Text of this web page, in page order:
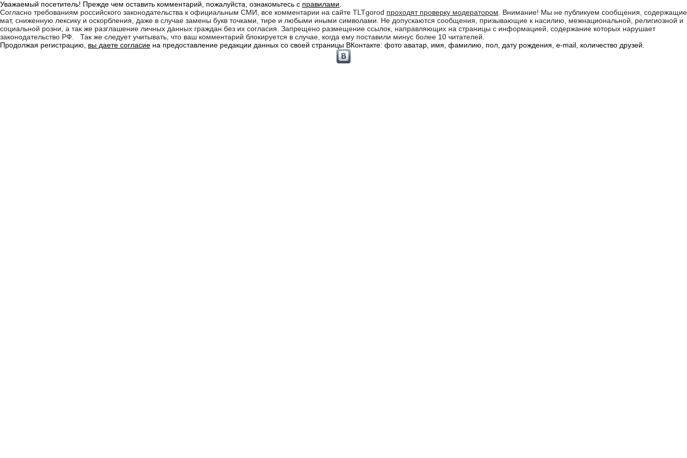
Уважаемый посетитель! Прежде чем оставить комментарий, пожалуйста, ознакомьтесь с правилами
Согласно требованиям российского законодательства к официальным СМИ, все комментарии на сайте TLTgorod проходят проверку модератором . Внимание! Мы не публикуем сообщения, содержащие
мат, сниженную лексику и оскорбления, даже в случае замены букв точками, тире и любыми иными символами. Не допускаются сообщения, призывающие к насилию, межнациональной, религиозной и
социальной розни, а так же разглашение личных данных граждан без их согласия. Запрещено размещение ссылок, направляющих на страницы с информацией, содержание которых нарушает
законодательство РФ. Так же следует учитывать, что ваш комментарий блокируется в случае, когда ему поставили минус более 10 читателей.
Продолжая регистрацию, вы даете согласие на предоставление редакции данных со своей страницы ВКонтакте: фото аватар, имя, фамилию, пол, дату рождения, e-mail, количество друзей.